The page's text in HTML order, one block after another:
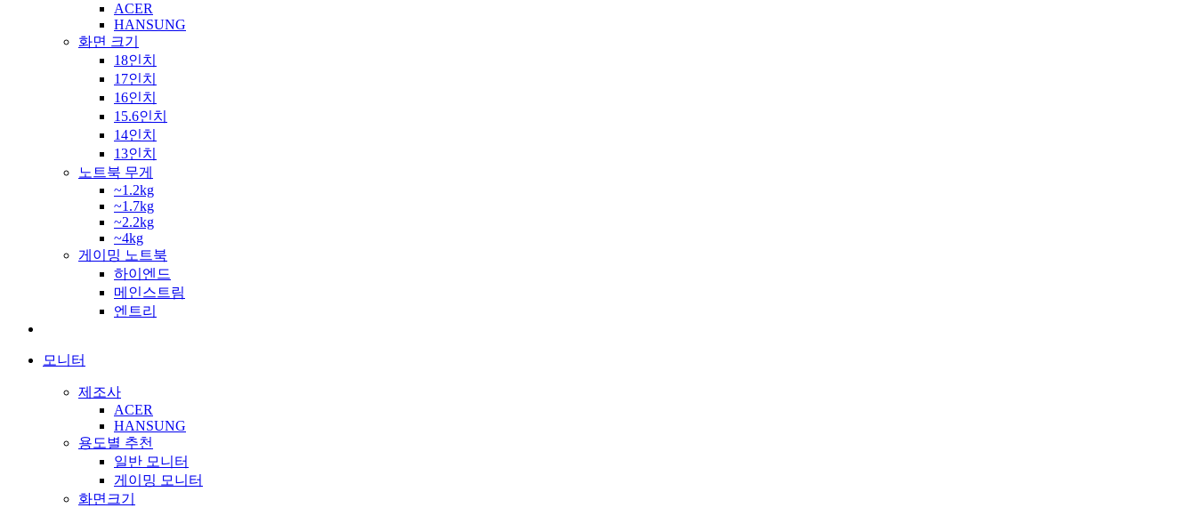
ACER
HANSUNG
화면 크기
18인치
17인치
16인치
15.6인치
14인치
13인치
노트북 무게
~1.2kg
~1.7kg
~2.2kg
~4kg
게이밍 노트북
하이엔드
메인스트림
엔트리
모니터
제조사
ACER
HANSUNG
용도별 추천
일반 모니터
게이밍 모니터
화면크기